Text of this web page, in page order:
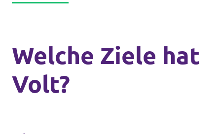
Welche Ziele hat
Volt?